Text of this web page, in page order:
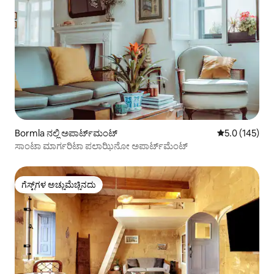
Bormla ನಲ್ಲಿ ಅಪಾರ್ಟ್‌ಮಂಟ್ 5 ರಲ್ಲಿ 5.0
5.0 (145)
ಸಾಂಟಾ ಮಾರ್ಗರಿಟಾ ಪಲಾಝಿನೋ ಅಪಾರ್ಟ್‌ಮೆಂಟ್
ಗೆಸ್ಟ್‌ಗಳ ಅಚ್ಚುಮೆಚ್ಚಿನದು
ಗೆಸ್ಟ್‌ಗಳ ಅಚ್ಚುಮೆಚ್ಚಿನದು